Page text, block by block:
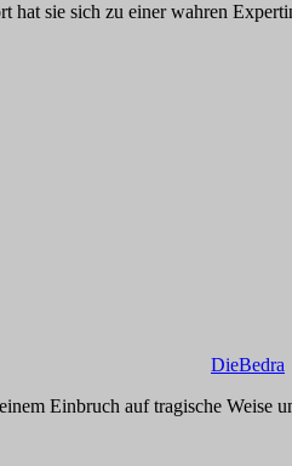
sie sich zu einer wahren
DieBedra
Einbruch auf tragische